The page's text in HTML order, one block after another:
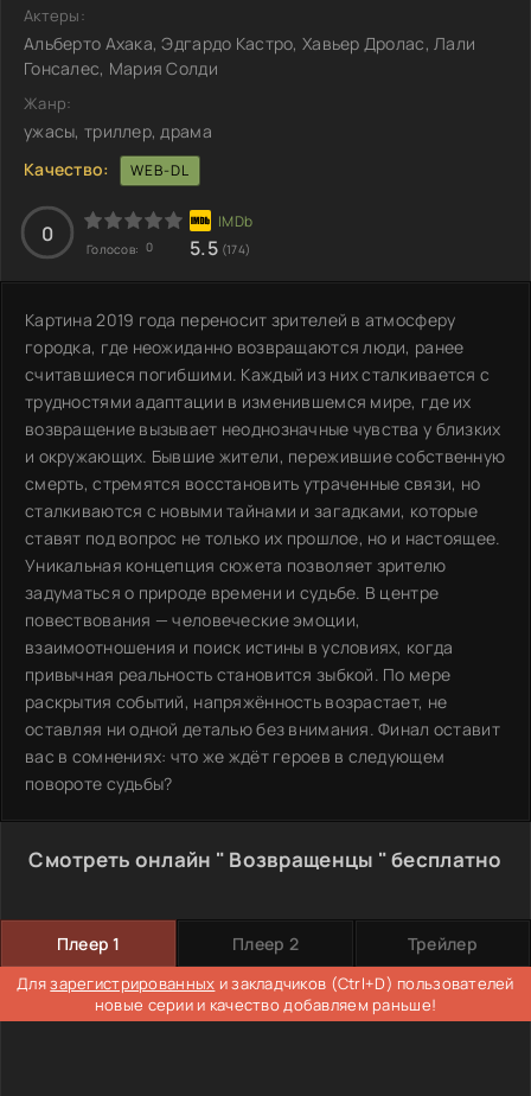
Актеры:
Альберто Ахака, Эдгардо Кастро, Хавьер Дролас, Лали
Гонсалес, Мария Солди
Жанр:
ужасы, триллер, драма
Качество:
WEB-DL
0
Голосов: 0 5.5 (174)
Картина 2019 года переносит зрителей в атмосферу
городка, где неожиданно возвращаются люди, ранее
считавшиеся погибшими. Каждый из них сталкивается с
трудностями адаптации в изменившемся мире, где их
возвращение вызывает неоднозначные чувства у близких
и окружающих. Бывшие жители, пережившие собственную
смерть, стремятся восстановить утраченные связи, но
сталкиваются с новыми тайнами и загадками, которые
ставят под вопрос не только их прошлое, но и настоящее.
Уникальная концепция сюжета позволяет зрителю
задуматься о природе времени и судьбе. В центре
повествования — человеческие эмоции,
взаимоотношения и поиск истины в условиях, когда
привычная реальность становится зыбкой. По мере
раскрытия событий, напряжённость возрастает, не
оставляя ни одной деталью без внимания. Финал оставит
вас в сомнениях: что же ждёт героев в следующем
повороте судьбы?
Смотреть онлайн " Возвращенцы " бесплатно
Плеер 1 Плеер 2 Трейлер
Длязарегистрированных и закладчиков (Ctrl+D) пользователей
новые серии и качество добавляем раньше!